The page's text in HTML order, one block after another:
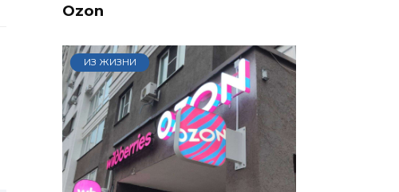
Ozon
ИЗ ЖИЗНИ